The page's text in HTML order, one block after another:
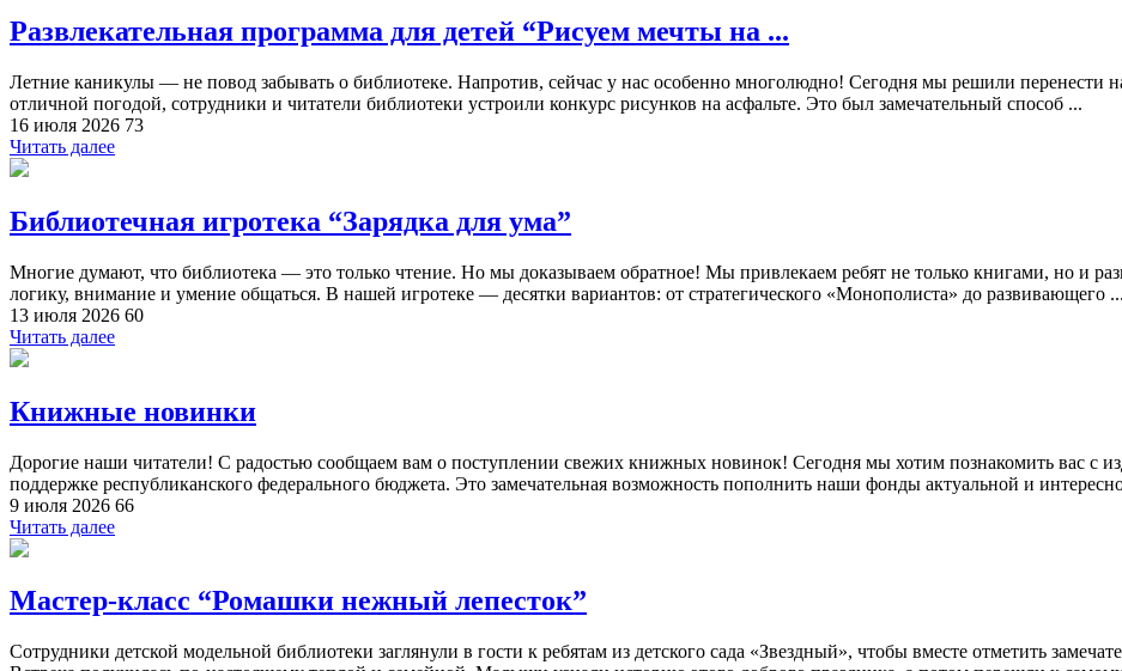
Развлекательная программа для детей “Рисуем мечты на ...
Летние каникулы — не повод забывать о библиотеке. Напротив, сейчас у нас особенно многолюдно! Сегодня мы решили перенести
отличной погодой, сотрудники и читатели библиотеки устроили конкурс рисунков на асфальте. Это был замечательный способ ...
16 июля 2026 73
Читать далее
Библиотечная игротека “Зарядка для ума”
Многие думают, что библиотека — это только чтение. Но мы доказываем обратное! Мы привлекаем ребят не только книгами, но и
логику, внимание и умение общаться. В нашей игротеке — десятки вариантов: от стратегического «Монополиста» до развивающего ...
13 июля 2026 60
Читать далее
Книжные новинки
Дорогие наши читатели! С радостью сообщаем вам о поступлении свежих книжных новинок! Сегодня мы хотим познакомить вас с
поддержке республиканского федерального бюджета. Это замечательная возможность пополнить наши фонды актуальной и
9 июля 2026 66
Читать далее
Мастер-класс “Ромашки нежный лепесток”
Сотрудники детской модельной библиотеки заглянули в гости к ребятам из детского сада «Звездный», чтобы вместе отметить